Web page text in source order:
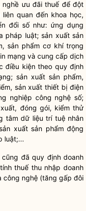
ưu đãi thuế để đột
quan đến khoa học,
đổi số như: ứng dụng
pháp luật; sản xuất sản
sản phẩm cơ khí trọng
mạng và cung cấp dịch
điều kiện theo quy định
sản xuất sản phẩm,
sản xuất thiết bị điện
nghiệp công nghệ số;
đóng gói, kiểm thử
tâm dữ liệu trí tuệ nhân
xuất sản phẩm động
luật;...
đã quy định doanh
thuế thu nhập doanh
công nghệ (tăng gấp đôi